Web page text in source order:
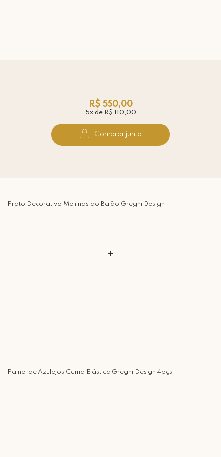
R$ 550,00
5x de R$ 110,00
Comprar junto
Prato Decorativo Meninas do Balão Greghi Design
+
Painel de Azulejos Cama Elástica Greghi Design 4pçs